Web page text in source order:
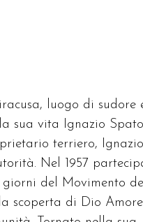
luogo di sudore
sua vita Ignazio
terriero, Ignazio
Nel 1957
del Movimento
scoperta di Dio